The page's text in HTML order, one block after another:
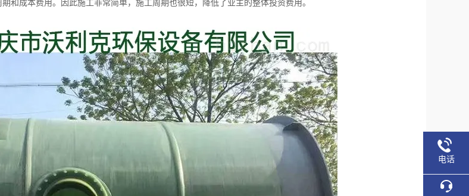
和成本费用。因此施工非常简单，施工周期也很短，降低了业主的整体投资费用。
电话